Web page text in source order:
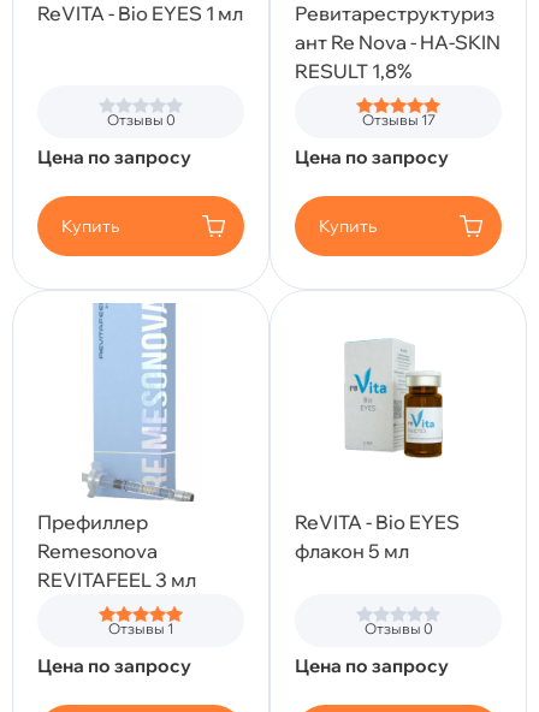
ReVITA - Bio EYES 1 мл
Отзывы 0
Цена по запросу
Купить
Ревитареструктуриз
ант Re Nova - HA-SKIN
RESULT 1,8%
Отзывы 17
Цена по запросу
Купить
Префиллер
Remesonova
REVITAFEEL 3 мл
Отзывы 1
Цена по запросу
ReVITA - Bio EYES
флакон 5 мл
Отзывы 0
Цена по запросу